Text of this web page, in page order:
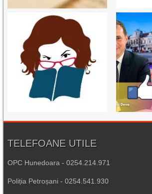
TELEFOANE UTILE
OPC Hunedoara - 0254.214.971
Poliția Petroșani - 0254.541.930